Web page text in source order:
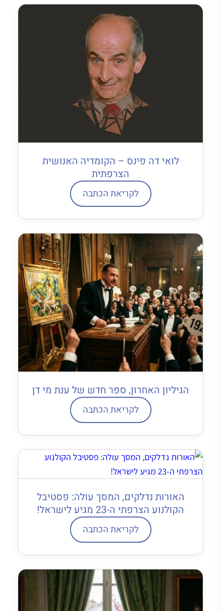
לואי דה פינס – הקומדיה האנושית
הצרפתית
לקריאת הכתבה
הגיליון האחרון, ספר חדש של ענת מי דן
לקריאת הכתבה
האורות נדלקים, המסך עולה: פסטיבל
הקולנוע הצרפתי ה-23 מגיע לישראל!
לקריאת הכתבה